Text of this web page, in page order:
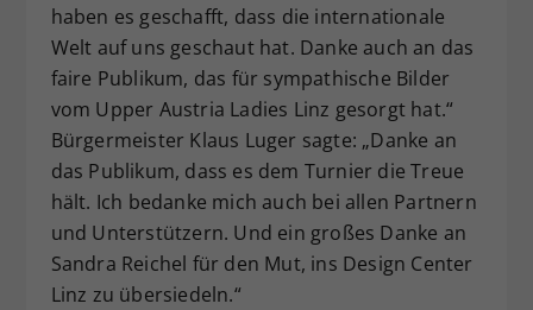
haben es geschafft, dass die internationale
Welt auf uns geschaut hat. Danke auch an das
faire Publikum, das für sympathische Bilder
vom Upper Austria Ladies Linz gesorgt hat.“
Bürgermeister Klaus Luger sagte: „Danke an
das Publikum, dass es dem Turnier die Treue
hält. Ich bedanke mich auch bei allen Partnern
und Unterstützern. Und ein großes Danke an
Sandra Reichel für den Mut, ins Design Center
Linz zu übersiedeln.“